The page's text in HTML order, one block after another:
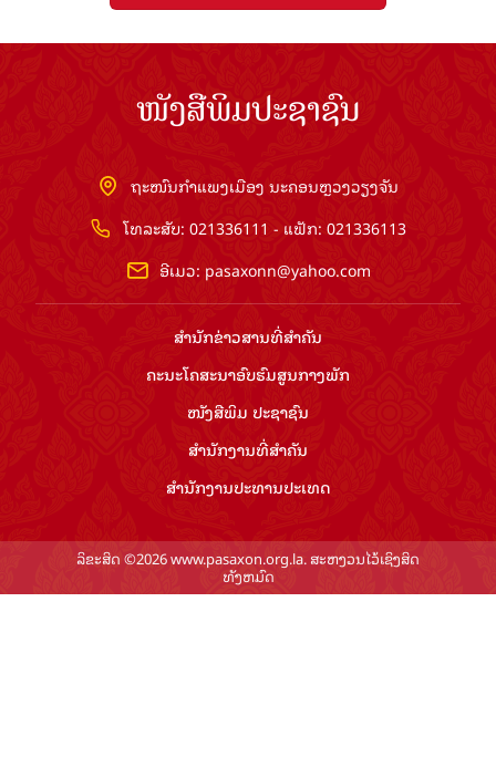
ໜັງສືພິມປະຊາຊົນ
ຖະໜົນກຳແພງເມືອງ ນະຄອນຫຼວງວຽງຈັນ
ໂທລະສັບ: 021336111 - ແຟັກ: 021336113
ອີເມວ: pasaxonn@yahoo.com
ສຳ​ນັກ​ຂ່າວ​ສານ​ທີ່​ສຳ​ຄັນ​
ຄະນະໂຄສະນາອົບຮົມ​ສູນ​ກາງ​ພັກ
ໜັງສືພິມ ປະ​ຊາ​ຊົນ
ສຳ​ນັກ​ງານ​ທີ່​ສຳ​ຄັນ
ສຳ​ນັກ​ງານ​ປະ​ທານ​ປະ​ເທດ
ລິຂະສິດ ©2026 www.pasaxon.org.la. ສະຫງວນໄວ້ເຊິງສິດ
ທັງຫມົດ